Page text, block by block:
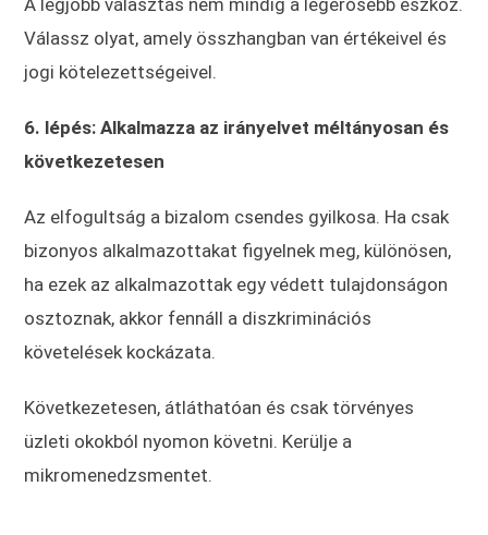
Válassz olyat, amely összhangban van értékeivel és
jogi kötelezettségeivel.
6. lépés: Alkalmazza az irányelvet méltányosan és
következetesen
Az elfogultság a bizalom csendes gyilkosa. Ha csak
bizonyos alkalmazottakat figyelnek meg, különösen,
ha ezek az alkalmazottak egy védett tulajdonságon
osztoznak, akkor fennáll a diszkriminációs
követelések kockázata.
Következetesen, átláthatóan és csak törvényes
üzleti okokból nyomon követni. Kerülje a
mikromenedzsmentet.